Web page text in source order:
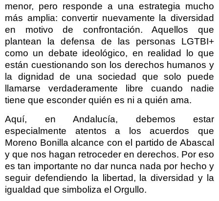
menor, pero responde a una estrategia mucho
más amplia: convertir nuevamente la diversidad
en motivo de confrontación. Aquellos que
plantean la defensa de las personas LGTBI+
como un debate ideológico, en realidad lo que
están cuestionando son los derechos humanos y
la dignidad de una sociedad que solo puede
llamarse verdaderamente libre cuando nadie
tiene que esconder quién es ni a quién ama.
Aquí, en Andalucía, debemos estar
especialmente atentos a los acuerdos que
Moreno Bonilla alcance con el partido de Abascal
y que nos hagan retroceder en derechos. Por eso
es tan importante no dar nunca nada por hecho y
seguir defendiendo la libertad, la diversidad y la
igualdad que simboliza el Orgullo.